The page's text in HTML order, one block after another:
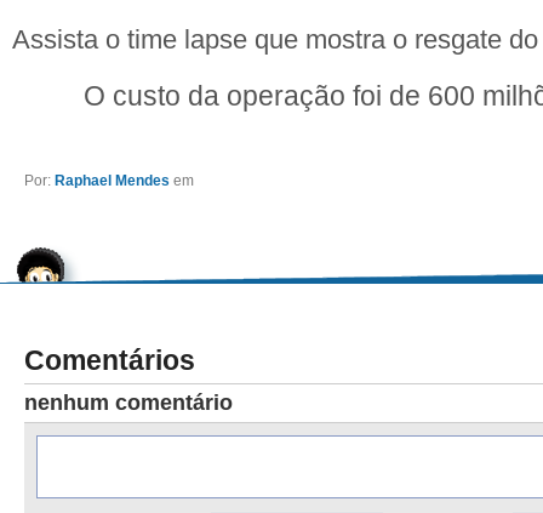
Assista o time lapse que mostra o resgate
O custo da operação foi de 600
Por: Raphael Mendes em
Comentários
nenhum comentário